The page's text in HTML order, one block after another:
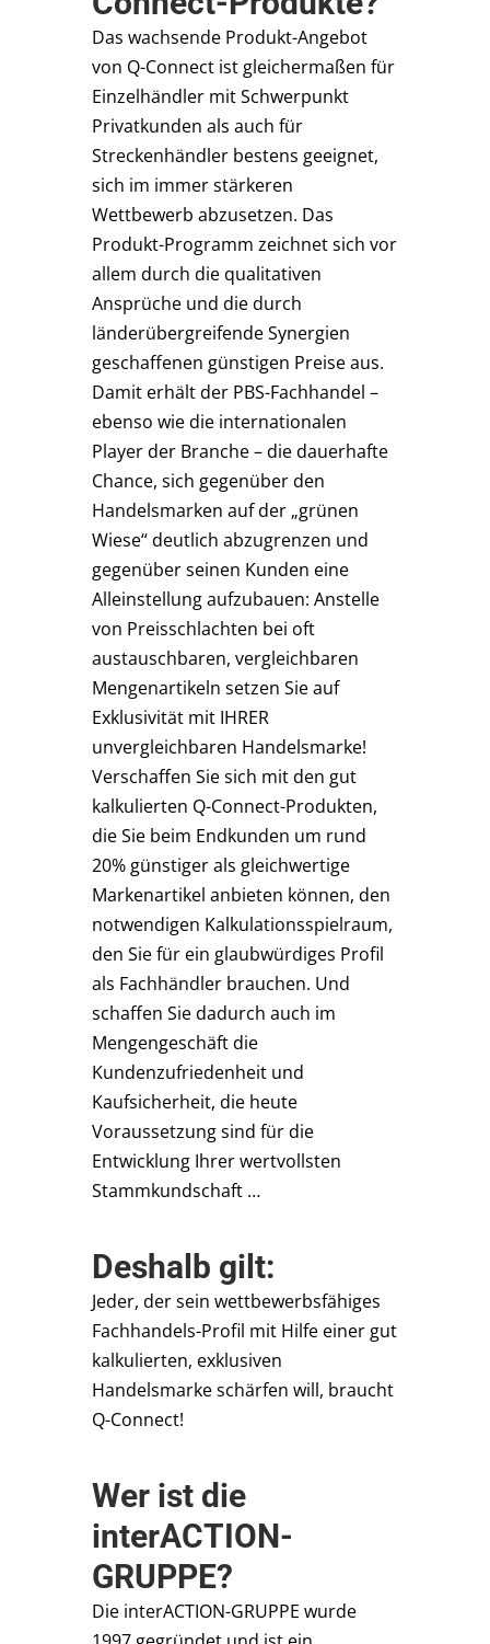
Das wachsende Produkt-Angebot
von Q-Connect ist gleichermaßen für
Einzelhändler mit Schwerpunkt
Privatkunden als auch für
Streckenhändler bestens geeignet,
sich im immer stärkeren
Wettbewerb abzusetzen. Das
Produkt-Programm zeichnet sich vor
allem durch die qualitativen
Ansprüche und die durch
länderübergreifende Synergien
geschaffenen günstigen Preise aus.
Damit erhält der PBS-Fachhandel –
ebenso wie die internationalen
Player der Branche – die dauerhafte
Chance, sich gegenüber den
Handelsmarken auf der „grünen
Wiese“ deutlich abzugrenzen und
gegenüber seinen Kunden eine
Alleinstellung aufzubauen: Anstelle
von Preisschlachten bei oft
austauschbaren, vergleichbaren
Mengenartikeln setzen Sie auf
Exklusivität mit IHRER
unvergleichbaren Handelsmarke!
Verschaffen Sie sich mit den gut
kalkulierten Q-Connect-Produkten,
die Sie beim Endkunden um rund
20% günstiger als gleichwertige
Markenartikel anbieten können, den
notwendigen Kalkulationsspielraum,
den Sie für ein glaubwürdiges Profil
als Fachhändler brauchen. Und
schaffen Sie dadurch auch im
Mengengeschäft die
Kundenzufriedenheit und
Kaufsicherheit, die heute
Voraussetzung sind für die
Entwicklung Ihrer wertvollsten
Stammkundschaft …
Deshalb gilt:
Jeder, der sein wettbewerbsfähiges
Fachhandels-Profil mit Hilfe einer gut
kalkulierten, exklusiven
Handelsmarke schärfen will, braucht
Q-Connect!
Wer ist die
interACTION-
GRUPPE?
Die interACTION-GRUPPE wurde